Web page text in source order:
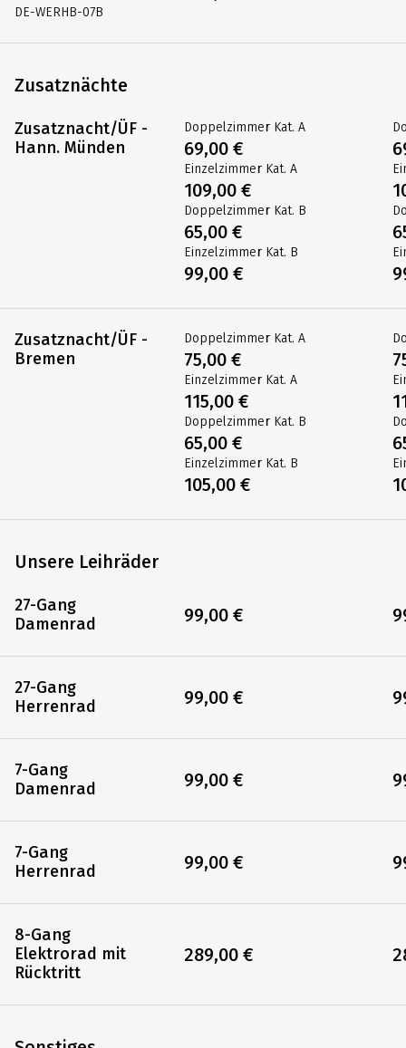
DE-WERHB-07B
Zusatznächte
Zusatznacht/ÜF -
Hann. Münden
Zusatznacht/ÜF -
Bremen
Unsere Leihräder
27-Gang
Damenrad
27-Gang
Herrenrad
7-Gang
Damenrad
7-Gang
Herrenrad
8-Gang
Elektrorad mit
Rücktritt
Doppelzimmer Kat. A
69,00 €
Einzelzimmer Kat. A
109,00 €
Doppelzimmer Kat. B
65,00 €
Einzelzimmer Kat. B
99,00 €
Doppelzimmer Kat. A
75,00 €
Einzelzimmer Kat. A
115,00 €
Doppelzimmer Kat. B
65,00 €
Einzelzimmer Kat. B
105,00 €
99,00 €
99,00 €
99,00 €
99,00 €
289,00 €